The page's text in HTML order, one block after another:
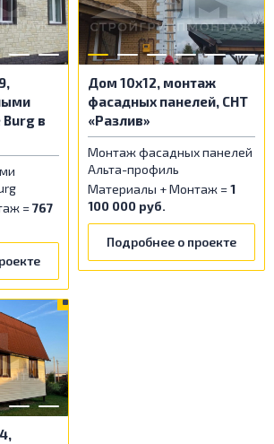
в
=767
Дом 10x12, монтаж
фасадных панелей, СНТ
«Разлив»
Монтаж фасадных панелей
Альта-профиль
Материалы + Монтаж =1
100 000 руб.
Подробнее о проекте